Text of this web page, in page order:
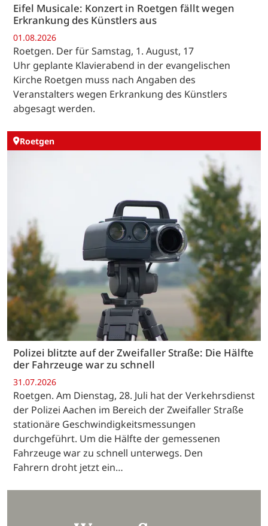
Eifel Musicale: Konzert in Roetgen fällt wegen
Erkrankung des Künstlers aus
01.08.2026
Roetgen. Der für Samstag, 1. August, 17
Uhr geplante Klavierabend in der evangelischen
Kirche Roetgen muss nach Angaben des
Veranstalters wegen Erkrankung des Künstlers
abgesagt werden.
Roetgen
Polizei blitzte auf der Zweifaller Straße: Die Hälfte
der Fahrzeuge war zu schnell
31.07.2026
Roetgen. Am Dienstag, 28. Juli hat der Verkehrsdienst
der Polizei Aachen im Bereich der Zweifaller Straße
stationäre Geschwindigkeitsmessungen
durchgeführt. Um die Hälfte der gemessenen
Fahrzeuge war zu schnell unterwegs. Den
Fahrern droht jetzt ein…